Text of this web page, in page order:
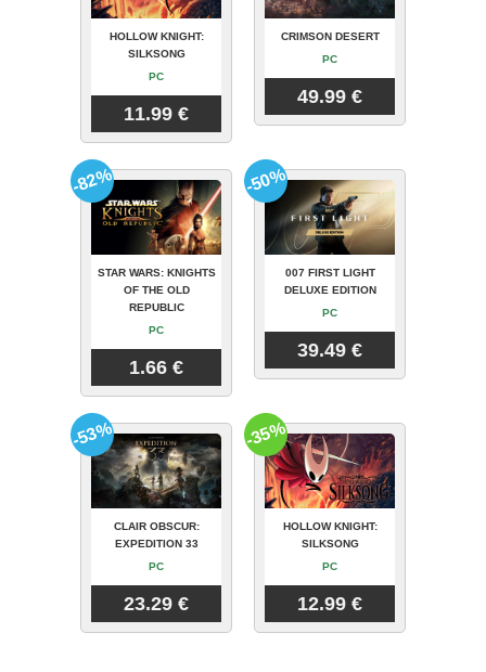
HOLLOW KNIGHT:
SILKSONG
PC
11.99 €
CRIMSON DESERT
PC
49.99 €
STAR WARS: KNIGHTS
OF THE OLD
REPUBLIC
PC
1.66 €
-82%
007 FIRST LIGHT
DELUXE EDITION
PC
39.49 €
-50%
CLAIR OBSCUR:
EXPEDITION 33
PC
23.29 €
-53%
HOLLOW KNIGHT:
SILKSONG
PC
12.99 €
-35%